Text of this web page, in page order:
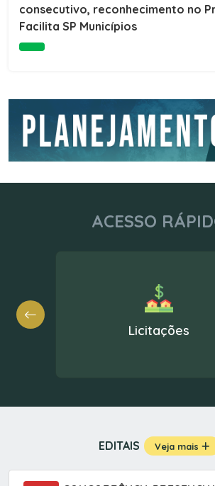
consecutivo, reconhecimento no
Facilita SP Municípios
ACESSO
Nota Fiscal
EDITAIS Veja mais